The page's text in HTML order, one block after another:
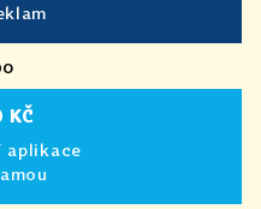
KČ
aplikace